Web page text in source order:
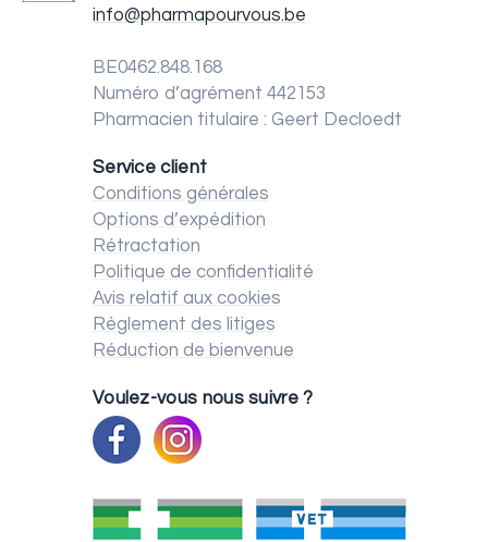
info@pharmapourvous.be
BE0462.848.168
Numéro d’agrément 442153
Pharmacien titulaire : Geert Decloedt
Service client
Conditions générales
Options d’expédition
Rétractation
Politique de confidentialité
Avis relatif aux cookies
Règlement des litiges
Réduction de bienvenue
Voulez-vous nous suivre ?